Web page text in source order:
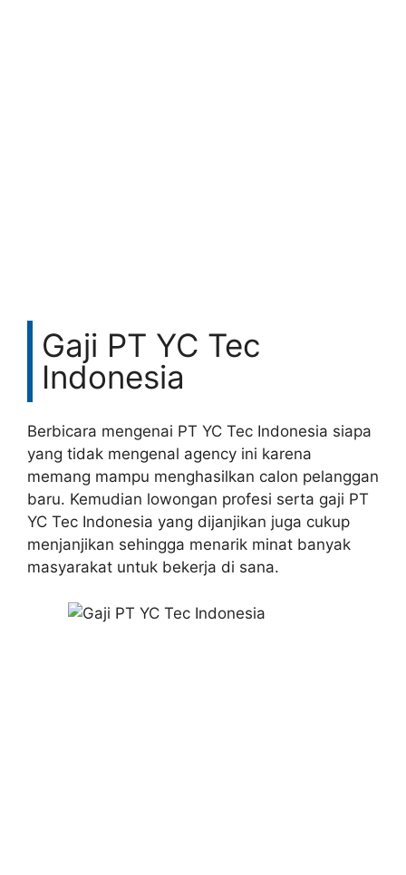
Gaji PT YC Tec
Indonesia
Berbicara mengenai PT YC Tec Indonesia siapa
yang tidak mengenal agency ini karena
memang mampu menghasilkan calon pelanggan
baru. Kemudian lowongan profesi serta gaji PT
YC Tec Indonesia yang dijanjikan juga cukup
menjanjikan sehingga menarik minat banyak
masyarakat untuk bekerja di sana.